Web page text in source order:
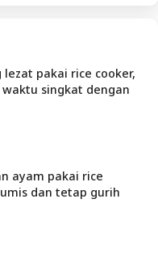
pakai rice cooker,
singkat dengan
ayam pakai rice
dan tetap gurih